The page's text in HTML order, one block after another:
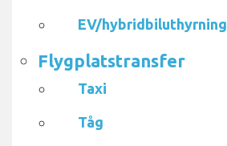
EV/hybridbiluthyrning
Flygplatstransfer
Taxi
Tåg